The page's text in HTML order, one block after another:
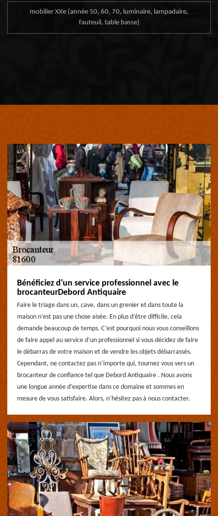
mobilier XXe (année 50, 60, 70, luminaire, lampadaire,
fauteuil, table basse)
Bénéficiez d'un service professionnel avec le
brocanteurDebord Antiquaire
Faire le triage dans un, cave, dans un grenier et dans toute la
maison n’est pas une chose aisée. En plus d’être difficile, cela
demande beaucoup de temps. C’est pourquoi nous vous conseillons
de faire appel au service d’un professionnel si vous décidez de faire
le débarras de votre maison et de vendre les objets débarrassés.
Cependant, ne contactez pas n’importe qui, tournez vous vers un
brocanteur de confiance tel que Debord Antiquaire . Nous avons
une longue année d’expertise dans ce domaine et sommes en
mesure de vous satisfaire. Alors, n’hésitez pas à nous contacter.